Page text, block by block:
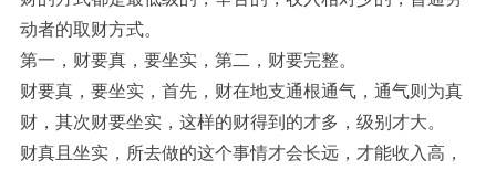
动者的取财方式。
第一，财要真，要坐实，第二，财要完整。
财要真，要坐实，首先，财在地支通根通气，通气则为真
财，其次财要坐实，这样的财得到的才多，级别才大。
财真且坐实，所去做的这个事情才会长远，才能收入高，